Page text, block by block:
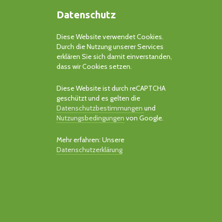
Datenschutz
Diese Website verwendet Cookies.
Durch die Nutzung unserer Services
erklären Sie sich damit einverstanden,
dass wir Cookies setzen.
Diese Website ist durch reCAPTCHA
geschützt und es gelten die
Datenschutzbestimmungen und
Nutzungsbedingungen von Google.
Mehr erfahren: Unsere
Datenschutzerklärung